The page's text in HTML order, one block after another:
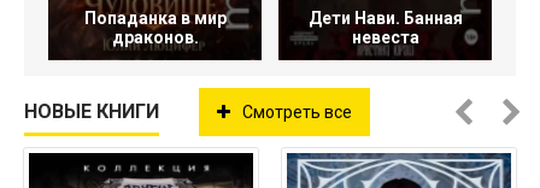
Попаданка в мир
драконов.
Дети Нави. Банная
невеста
НОВЫЕ КНИГИ Смотреть все